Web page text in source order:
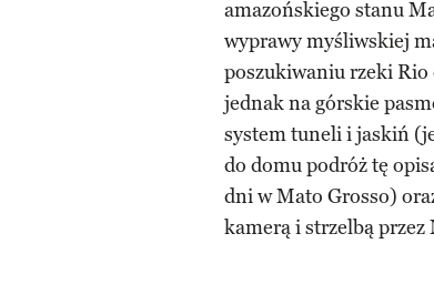
amazońskiego stanu
wyprawy myśliwskiej
poszukiwaniu rzeki
jednak na górskie
system tuneli i jaskiń
do domu podróż tę
dni w Mato Grosso)
kamerą i strzelbą przez